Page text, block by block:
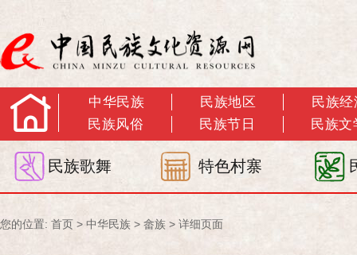
中华民族 民族地区
民族经
民族风俗
民族节日 民族文
民族歌舞 特色村寨
您的位置: 首页 > 中华民族 > 畲族 > 详细页面